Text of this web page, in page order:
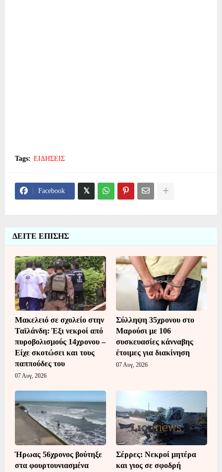
Tags: ΕΙΔΗΣΕΙΣ
Facebook
ΔΕΙΤΕ ΕΠΙΣΗΣ
Μακελειό σε σχολείο στην
Ταϊλάνδη: Έξι νεκροί από
πυροβολισμούς 14χρονου –
Είχε σκοτώσει και τους
παππούδες του
07 Αυγ, 2026
Σύλληψη 35χρονου στο
Μαρούσι με 106
συσκευασίες κάνναβης
έτοιμες για διακίνηση
07 Αυγ, 2026
Ήρωας 56χρονος βούτηξε
στα φουρτουνιασμένα
Σέρρες: Νεκροί μητέρα
και γιος σε σφοδρή